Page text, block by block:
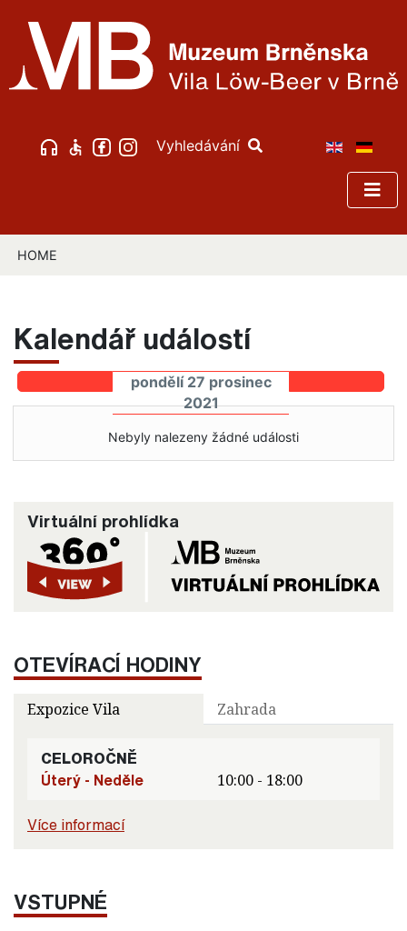
Vyhledávání
HOME
Kalendář událostí
pondělí 27 prosinec
2021
Nebyly nalezeny žádné události
Virtuální prohlídka
OTEVÍRACÍ HODINY
Expozice Vila Zahrada
CELOROČNĚ
Úterý - Neděle
10:00 - 18:00
Více informací
VSTUPNÉ